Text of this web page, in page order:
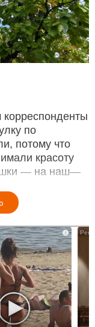
по
потому что
красоту
— на наш—
i